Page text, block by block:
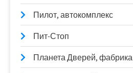
Пилот, автокомплекс
Пит-Стоп
Планета Дверей, фабрика